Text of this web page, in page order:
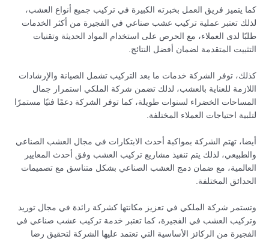
كما يتميز فريق العمل بخبرته الكبيرة في تركيب جميع أنواع العشب،
لذلك تعتبر عملية تركيب عشب صناعي في الفجيرة من أكثر الخدمات
طلبًا لدى العملاء، مع الحرص على استخدام المواد الحديثة وتقنيات
التثبيت المتقدمة لضمان أفضل النتائج.
كذلك، توفر الشركة خدمات ما بعد التركيب تشمل الصيانة والإرشادات
اللازمة للعناية بالعشب، لذلك تضمن شركة الملكي استمرار جمال
المساحات الخضراء لسنوات طويلة، كما توفر الشركة دعمًا فنيًا مستمرًا
لتلبية احتياجات العملاء المختلفة.
أيضا، تهتم الشركة بمواكبة أحدث الابتكارات في مجال العشب الصناعي
والطبيعي، لذلك يتم تنفيذ مشاريع تركيب العشب وفق أحدث المعايير
العالمية، مع ضمان دمج العشب الصناعي بشكل متناسق مع تصميمات
الحدائق المختلفة.
وتستمر شركة الملكي في تعزيز مكانتها كشركة رائدة في مجال توريد
وتركيب العشب في الفجيرة، كما تعتبر خدمة تركيب عشب صناعي في
الفجيرة من الركائز الأساسية التي تعتمد عليها الشركة لتحقيق رضا